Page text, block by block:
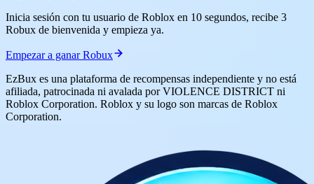
Inicia sesión con tu usuario de Roblox en 10 segundos, recibe 3
Robux de bienvenida y empieza ya.
Empezar a ganar Robux
EzBux es una plataforma de recompensas independiente y no está
afiliada, patrocinada ni avalada por VIOLENCE DISTRICT ni
Roblox Corporation. Roblox y su logo son marcas de Roblox
Corporation.